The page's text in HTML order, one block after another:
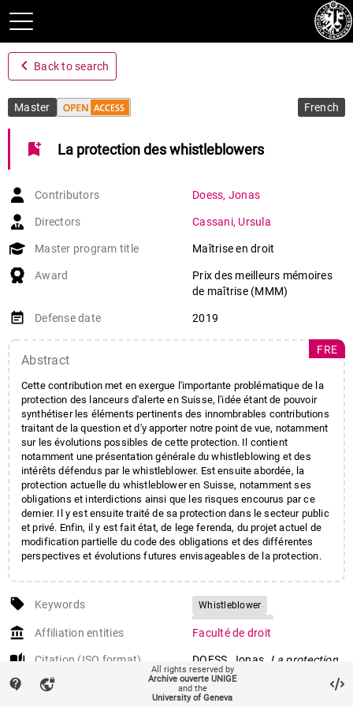
navigate_before Back to search
Master French
bookmark_add La protection des whistleblowers
Contributors Doess, Jonas
Directors Cassani, Ursula
Master program title Maîtrise en droit
Award
Prix des meilleurs mémoires
de maîtrise (MMM)
event_note Defense date 2019
Abstract
Cette contribution met en exergue l'importante problématique de la
protection des lanceurs d'alerte en Suisse, l'idée étant de pouvoir
synthétiser les éléments pertinents des innombrables contributions
traitant de la question et d'y apporter notre point de vue, notamment
sur les évolutions possibles de cette protection. Il contient
notamment une présentation générale du whistleblowing et des
intérêts défendus par le whistleblower. Est ensuite abordée, la
protection actuelle du whistleblower en Suisse, notamment ses
obligations et interdictions ainsi que les risques encourus par ce
dernier. Il y est ensuite traité de sa protection dans le secteur public
et privé. Enfin, il y est fait état, de lege ferenda, du projet actuel de
modification partielle du code des obligations et des différentes
perspectives et évolutions futures envisageables de la protection.
FRE
local_offer Keywords
Whistleblower
Lanceur d'alerte
Lanceurs d'alerte
Dénoncer
account_balance Affiliation entities Faculté de droit
auto_stories Citation (ISO format) DOESS, Jonas.
La protection
des whistleblowers
2019.
contact_support vpn_lock
All rights reserved by
Archive ouverte UNIGE
and the
University of Geneva